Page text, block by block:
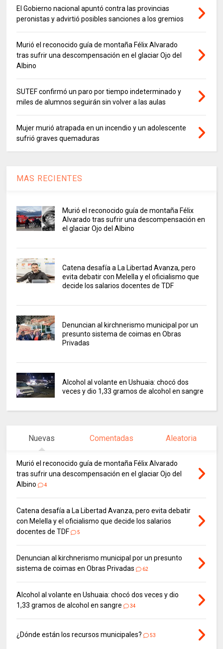
El Gobierno nacional apuntó contra las provincias
peronistas y advirtió posibles sanciones a los gremios
Murió el reconocido guía de montaña Félix Alvarado
tras sufrir una descompensación en el glaciar Ojo del
Albino
SUTEF confirmó un paro por tiempo indeterminado y
miles de alumnos seguirán sin volver a las aulas
Mujer murió atrapada en un incendio y un adolescente
sufrió graves quemaduras
MAS RECIENTES
Murió el reconocido guía de montaña Félix
Alvarado tras sufrir una descompensación en
el glaciar Ojo del Albino
Catena desafía a La Libertad Avanza, pero
evita debatir con Melella y el oficialismo que
decide los salarios docentes de TDF
Denuncian al kirchnerismo municipal por un
presunto sistema de coimas en Obras
Privadas
Alcohol al volante en Ushuaia: chocó dos
veces y dio 1,33 gramos de alcohol en sangre
Nuevas Comentadas Aleatoria
Murió el reconocido guía de montaña Félix Alvarado
tras sufrir una descompensación en el glaciar Ojo del
Albino
4
Catena desafía a La Libertad Avanza, pero evita debatir
con Melella y el oficialismo que decide los salarios
docentes de TDF
5
Denuncian al kirchnerismo municipal por un presunto
sistema de coimas en Obras Privadas
62
Alcohol al volante en Ushuaia: chocó dos veces y dio
1,33 gramos de alcohol en sangre
34
¿Dónde están los recursos municipales? 53